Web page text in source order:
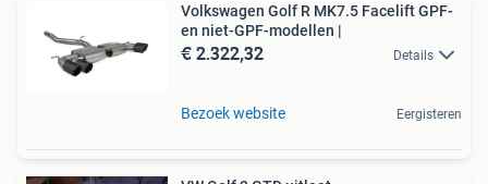
Volkswagen Golf R MK7.5 Facelift GPF-
en niet-GPF-modellen |
€ 2.322,32 Details
Bezoek website Eergisteren